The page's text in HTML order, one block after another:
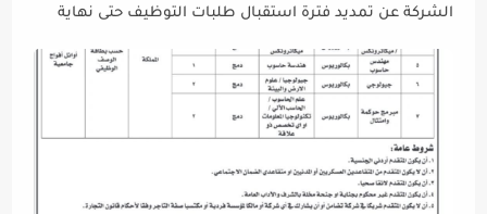
الشركة عن تمديد فترة استقبال طلبات التوظيف حتى نهاية
إتاحة الفرصة الكافية أمام الجميع لاستكمال إجراءات التقديم.